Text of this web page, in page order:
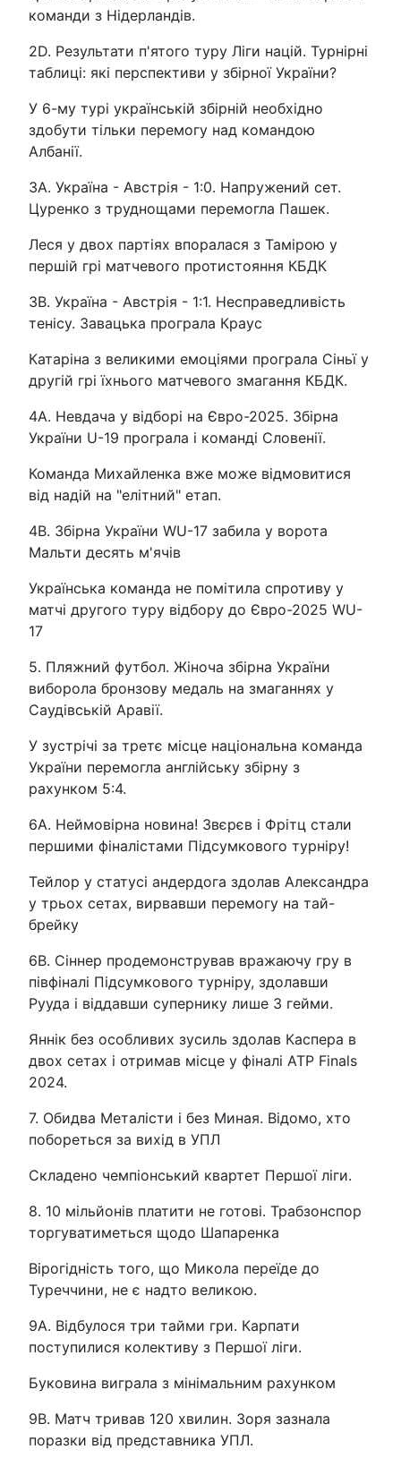
команди з Нідерландів.
2D. Результати п'ятого туру Ліги націй. Турнірні
таблиці: які перспективи у збірної України?
У 6-му турі українській збірній необхідно
здобути тільки перемогу над командою
Албанії.
3A. Україна - Австрія - 1:0. Напружений сет.
Цуренко з труднощами перемогла Пашек.
Леся у двох партіях впоралася з Тамірою у
першій грі матчевого протистояння КБДК
3B. Україна - Австрія - 1:1. Несправедливість
тенісу. Завацька програла Краус
Катаріна з великими емоціями програла Сіньї у
другій грі їхнього матчевого змагання КБДК.
4A. Невдача у відборі на Євро-2025. Збірна
України U-19 програла і команді Словенії.
Команда Михайленка вже може відмовитися
від надій на "елітний" етап.
4B. Збірна України WU-17 забила у ворота
Мальти десять м'ячів
Українська команда не помітила спротиву у
матчі другого туру відбору до Євро-2025 WU-
17
5. Пляжний футбол. Жіноча збірна України
виборола бронзову медаль на змаганнях у
Саудівській Аравії.
У зустрічі за третє місце національна команда
України перемогла англійську збірну з
рахунком 5:4.
6A. Неймовірна новина! Звєрєв і Фрітц стали
першими фіналістами Підсумкового турніру!
Тейлор у статусі андердога здолав Александра
у трьох сетах, вирвавши перемогу на тай-
брейку
6B. Сіннер продемонстрував вражаючу гру в
півфіналі Підсумкового турніру, здолавши
Рууда і віддавши супернику лише 3 гейми.
Яннік без особливих зусиль здолав Каспера в
двох сетах і отримав місце у фіналі ATP Finals
2024.
7. Обидва Металісти і без Миная. Відомо, хто
побореться за вихід в УПЛ
Складено чемпіонський квартет Першої ліги.
8. 10 мільйонів платити не готові. Трабзонспор
торгуватиметься щодо Шапаренка
Вірогідність того, що Микола переїде до
Туреччини, не є надто великою.
9A. Відбулося три тайми гри. Карпати
поступилися колективу з Першої ліги.
Буковина виграла з мінімальним рахунком
9B. Матч тривав 120 хвилин. Зоря зазнала
поразки від представника УПЛ.